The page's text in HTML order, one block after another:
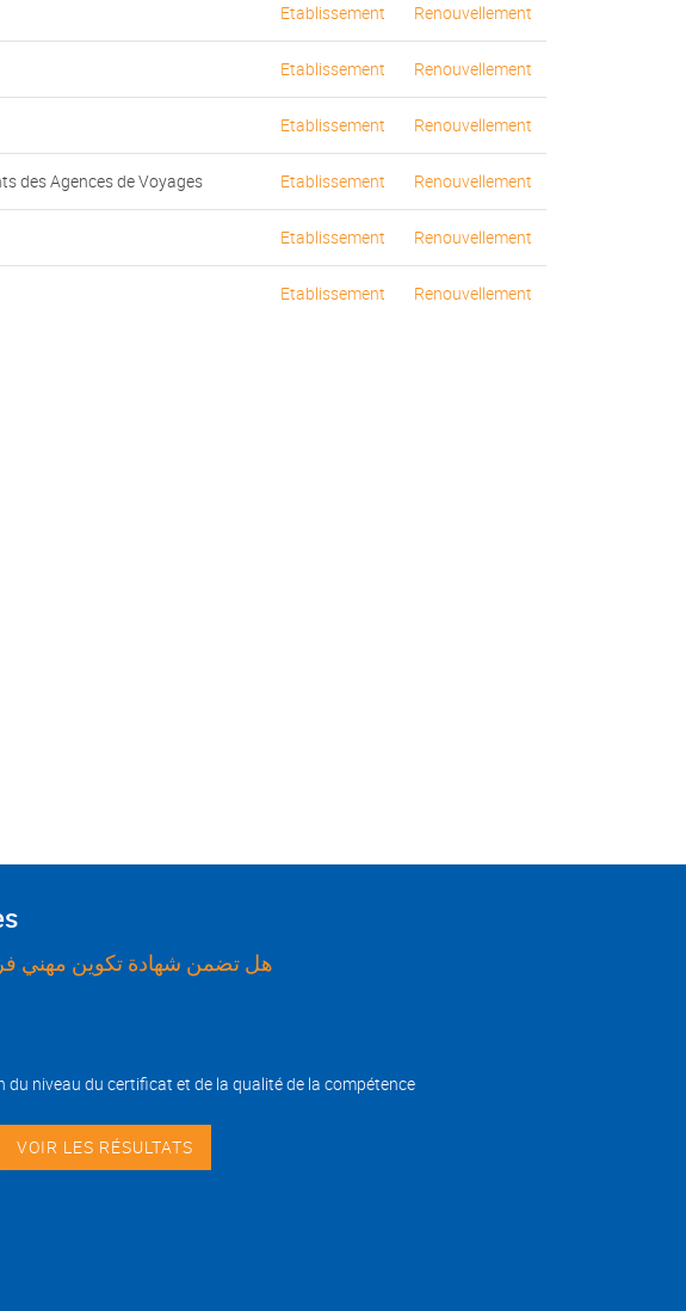
Etablissement Renouvellement
Etablissement Renouvellement
Etablissement Renouvellement
des Agences de Voyages Etablissement Renouvellement
Etablissement Renouvellement
Etablissement Renouvellement
هل تضمن شهادة تكوين مهني
du niveau du certificat et de la qualité de la compétence